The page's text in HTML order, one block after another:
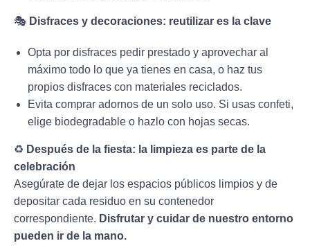
🎭 Disfraces y decoraciones: reutilizar es la clave
Opta por disfraces pedir prestado y aprovechar al
máximo todo lo que ya tienes en casa, o haz tus
propios disfraces con materiales reciclados.
Evita comprar adornos de un solo uso. Si usas confeti,
elige biodegradable o hazlo con hojas secas.
♻️ Después de la fiesta: la limpieza es parte de la
celebración
Asegúrate de dejar los espacios públicos limpios y de
depositar cada residuo en su contenedor
correspondiente. Disfrutar y cuidar de nuestro entorno
pueden ir de la mano.